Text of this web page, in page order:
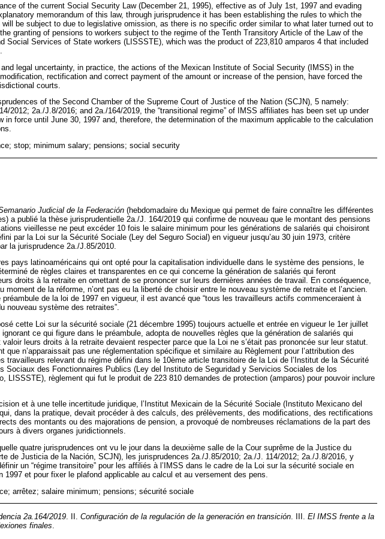
of the current Social Security Law (December 21, 1995), effective as of July 1st, 1997 and evading
memorandum of this law, through jurisprudence it has been establishing the rules to which the
will be subject to due to legislative omission, as there is no specific order similar to what later turned out to
granting of pensions to workers subject to the regime of the Tenth Transitory Article of the Law of the
Social Services of State workers (LISSSTE), which was the product of 223,810 amparos 4 that included
legal uncertainty, in practice, the actions of the Mexican Institute of Social Security (IMSS) in the
rectification and correct payment of the amount or increase of the pension, have forced the
courts.
of the Second Chamber of the Supreme Court of Justice of the Nation (SCJN), 5 namely:
2012; 2a./J.8/2016; and 2a./164/2019, the “transitional regime” of IMSS affiliates has been set up under
in force until June 30, 1997 and, therefore, the determination of the maximum applicable to the calculation
stop; minimum salary; pensions; social security
Judicial de la Federación (hebdomadaire du Mexique qui permet de faire connaître les différentes
a publié la thèse jurisprudentielle 2a./J. 164/2019 qui confirme de nouveau que le montant des pensions
vieillesse ne peut excéder 10 fois le salaire minimum pour les générations de salariés qui choisiront
par la Loi sur la Sécurité Sociale (Ley del Seguro Social) en vigueur jusqu’au 30 juin 1973, critère
la jurisprudence 2a./J.85/2010.
pays latinoaméricains qui ont opté pour la capitalisation individuelle dans le système des pensions, le
de règles claires et transparentes en ce qui concerne la génération de salariés qui feront
droits à la retraite en omettant de se prononcer sur leurs dernières années de travail. En conséquence,
moment de la réforme, n’ont pas eu la liberté de choisir entre le nouveau système de retraite et l’ancien.
préambule de la loi de 1997 en vigueur, il est avancé que “tous les travailleurs actifs commenceraient à
nouveau système des retraites”.
cette Loi sur la sécurité sociale (21 décembre 1995) toujours actuelle et entrée en vigueur le 1er juillet
ce qui figure dans le préambule, adopta de nouvelles règles que la génération de salariés qui
leurs droits à la retraite devaient respecter parce que la Loi ne s’était pas prononcée sur leur statut.
que n’apparaissait pas une réglementation spécifique et similaire au Règlement pour l’attribution des
travailleurs relevant du régime défini dans le 10ème article transitoire de la Loi de l’Institut de la Sécurité
Sociaux des Fonctionnaires Publics (Ley del Instituto de Seguridad y Servicios Sociales de los
LISSSTE), règlement qui fut le produit de 223 810 demandes de protection (amparos) pour pouvoir inclure
et à une telle incertitude juridique, l’Institut Mexicain de la Sécurité Sociale (Instituto Mexicano del
dans la pratique, devait procéder à des calculs, des prélèvements, des modifications, des rectifications
des montants ou des majorations de pension, a provoqué de nombreuses réclamations de la part des
à divers organes juridictionnels.
quatre jurisprudences ont vu le jour dans la deuxième salle de la Cour suprême de la Justice du
de Justicia de la Nación, SCJN), les jurisprudences 2a./J.85/2010; 2a./J. 114/2012; 2a./J.8/2016, y
un “régime transitoire” pour les affiliés à l’IMSS dans le cadre de la Loi sur la sécurité sociale en
1997 et pour fixer le plafond applicable au calcul et au versement des pens.
arrêtez; salaire minimum; pensions; sécurité sociale
2a.164/2019 . II. Configuración de la regulación de la generación en transición . III. El IMSS frente a la
finales